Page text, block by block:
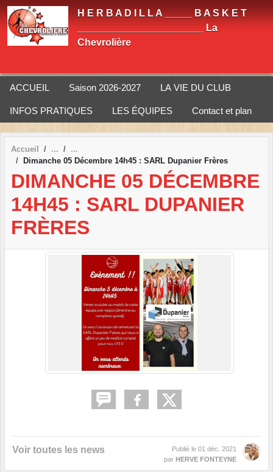
H E R B A D I L L A _____ B A S K E T
_______________________ La
Chevrolière
ACCUEIL Saison 2026-2027 LA VIE DU CLUB
INFOS PRATIQUES LES ÉQUIPES Contact et plan
Accueil
Dimanche 05 Décembre 14h45 : SARL Dupanier Frères
DIMANCHE 05 DÉCEMBRE
14H45 : SARL DUPANIER
FRÈRES
Voir toutes les news Publié le 01 déc. 2021
par HERVE FONTEYNE
Panneau de gestion des cookies